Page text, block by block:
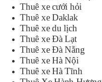
Thuê xe cưới hỏi
Thuê xe Daklak
Thuê xe du lịch
Thuê xe Đà Lạt
Thuê xe Đà Nẵng
Thuê xe Hà Nội
Thuê xe Hà Tĩnh